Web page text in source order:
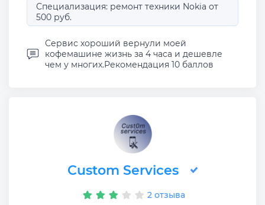
Специализация: ремонт техники Nokia от
500 руб.
Сервис хороший вернули моей
кофемашине жизнь за 4 часа и дешевле
чем у многих.Рекомендация 10 баллов
Custom Services
2 отзыва